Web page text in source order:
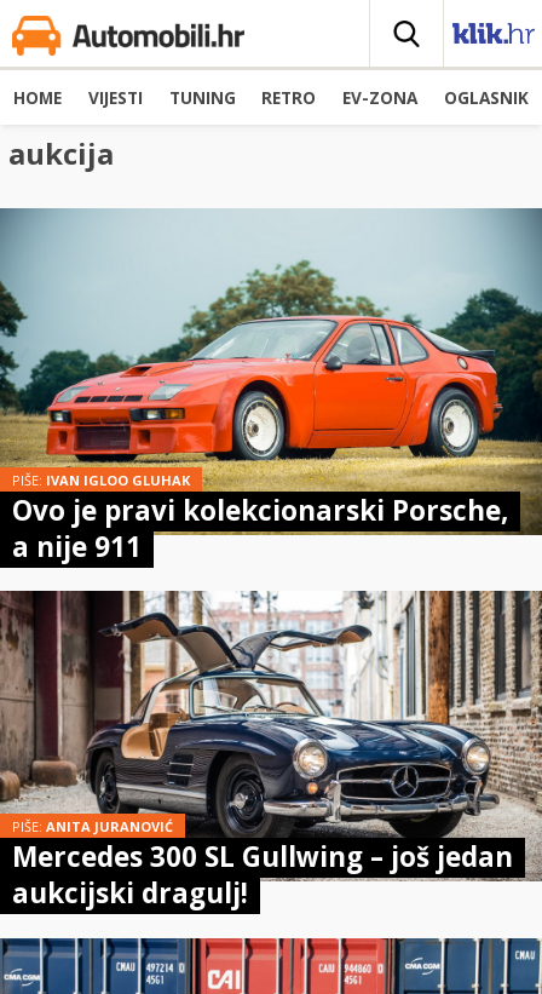
HOME VIJESTI TUNING RETRO EV-ZONA OGLASNIK
aukcija
PIŠE: IVAN IGLOO GLUHAK
Ovo je pravi kolekcionarski Porsche,
a nije 911
PIŠE: ANITA JURANOVIĆ
Mercedes 300 SL Gullwing – još jedan
aukcijski dragulj!